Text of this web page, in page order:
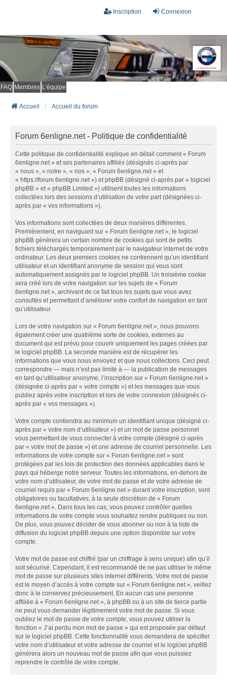
Connexion
Inscription
FAQ Membres L’équipe
Accueil Accueil du forum
Forum 6enligne.net - Politique de confidentialité
Cette politique de confidentialité explique en détail comment « Forum
6enligne.net » et ses partenaires affiliés (désignés ci-après par
« nous », « notre », « nos », « Forum 6enligne.net » et
« https://forum.6enligne.net ») et phpBB (désigné ci-après par « logiciel
phpBB » et « phpBB Limited ») utilisent toutes les informations
collectées lors des sessions d’utilisation de votre part (désignées ci-
après par « vos informations »).
Vos informations sont collectées de deux manières différentes.
Premièrement, en naviguant sur « Forum 6enligne.net », le logiciel
phpBB génèrera un certain nombre de cookies qui sont de petits
fichiers téléchargés temporairement par le navigateur internet de votre
ordinateur. Les deux premiers cookies ne contiennent qu’un identifiant
utilisateur et un identifiant anonyme de session qui vous sont
automatiquement assignés par le logiciel phpBB. Un troisième cookie
sera créé lors de votre navigation sur les sujets de « Forum
6enligne.net », archivant de ce fait tous les sujets que vous avez
consultés et permettant d’améliorer votre confort de navigation en tant
qu’utilisateur.
Lors de votre navigation sur « Forum 6enligne.net », nous pouvons
également créer une quatrième sorte de cookies, externes au
document qui est prévu pour couvrir uniquement les pages créées par
le logiciel phpBB. La seconde manière est de récupérer les
informations que vous nous envoyez et que nous collectons. Ceci peut
correspondre — mais n’est pas limité à — la publication de messages
en tant qu’utilisateur anonyme, l’inscription sur « Forum 6enligne.net »
(désignée ci-après par « votre compte ») et les messages que vous
publiez après votre inscription et lors de votre connexion (désignés ci-
après par « vos messages »).
Votre compte contiendra au minimum un identifiant unique (désigné ci-
après par « votre nom d’utilisateur ») et un mot de passe personnel
vous permettant de vous connecter à votre compte (désigné ci-après
par « votre mot de passe ») et une adresse de courriel personnelle. Les
informations de votre compte sur « Forum 6enligne.net » sont
protégées par les lois de protection des données applicables dans le
pays qui héberge notre serveur. Toutes les informations, en-dehors de
votre nom d’utilisateur, de votre mot de passe et de votre adresse de
courriel requis par « Forum 6enligne.net » durant votre inscription, sont
obligatoires ou facultatives, à la seule discrétion de « Forum
6enligne.net ». Dans tous les cas, vous pouvez contrôler quelles
informations de votre compte vous souhaitez rendre publiques ou non.
De plus, vous pouvez décider de vous abonner ou non à la liste de
diffusion du logiciel phpBB depuis une option disponible sur votre
compte.
Votre mot de passe est chiffré (par un chiffrage à sens unique) afin qu’il
soit sécurisé. Cependant, il est recommandé de ne pas utiliser le même
mot de passe sur plusieurs sites internet différents. Votre mot de passe
est le moyen d’accès à votre compte sur « Forum 6enligne.net », veillez
donc à le conservez précieusement. En aucun cas une personne
affiliée à « Forum 6enligne.net », à phpBB ou à un site de tierce partie
ne peut vous demander légitimement votre mot de passe. Si vous
oubliez le mot de passe de votre compte, vous pouvez utiliser la
fonction « J’ai perdu mon mot de passe » qui est proposée par défaut
sur le logiciel phpBB. Cette fonctionnalité vous demandera de spécifier
votre nom d’utilisateur et votre adresse de courriel et le logiciel phpBB
générera alors un nouveau mot de passe afin que vous puissiez
reprendre le contrôle de votre compte.